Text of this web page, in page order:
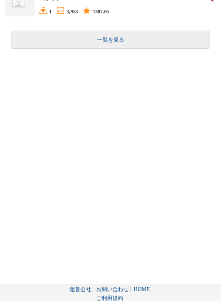
1 3,953 1387.05
一覧を見る
運営会社 お問い合わせ
HOME
ご利用規約